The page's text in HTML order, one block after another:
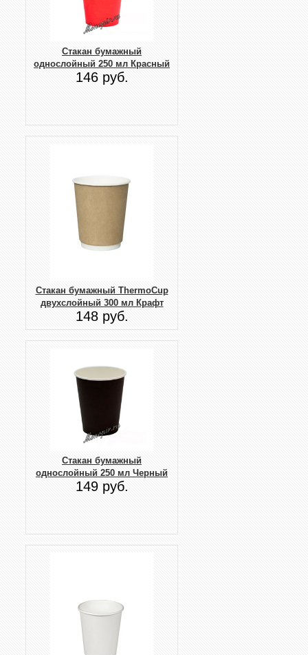
Стакан бумажный
однослойный 250 мл Красный
146 руб.
Стакан бумажный ThermoCup
двухслойный 300 мл Крафт
148 руб.
Стакан бумажный
однослойный 250 мл Черный
149 руб.